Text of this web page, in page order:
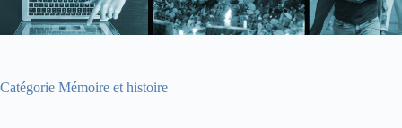
Catégorie Mémoire et histoire